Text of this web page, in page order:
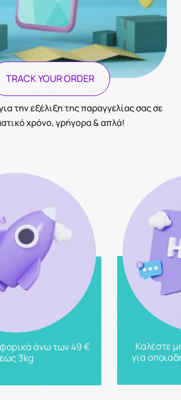
TRACK YOUR ORDER
την εξέλιξη της παραγγελίας σας σε
χρόνο, γρήγορα & απλά!
άνω των 49 €
εώς 3kg
Καλέστε
για